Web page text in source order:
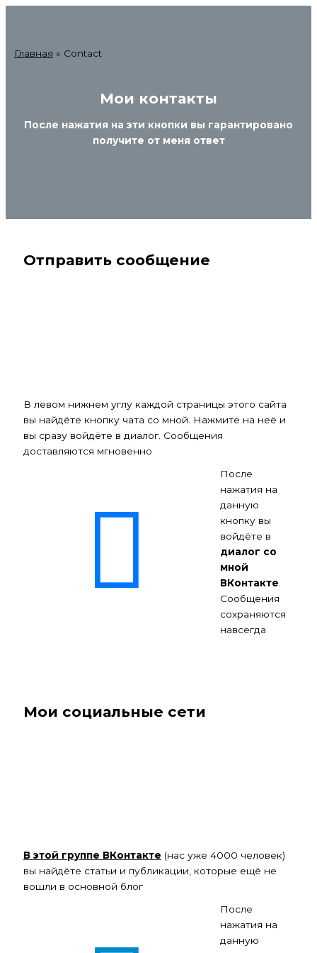
Главная
Contact
Мои контакты
После нажатия на эти кнопки вы гарантировано
получите от меня ответ
Отправить сообщение
В левом нижнем углу каждой страницы этого сайта
вы найдёте кнопку чата со мной. Нажмите на неё и
вы сразу войдёте в диалог. Сообщения
доставляются мгновенно
После
нажатия на
данную
кнопку вы
войдёте в
диалог со
мной
ВКонтакте
Сообщения
сохраняются
навсегда
Мои социальные сети
В этой группе ВКонтакте (нас уже 4000 человек)
вы найдёте статьи и публикации, которые ещё не
вошли в основной блог
После
нажатия на
данную